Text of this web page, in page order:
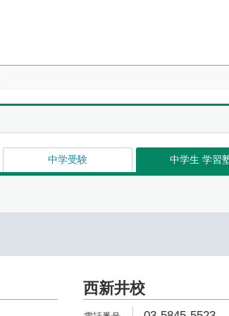
中学受験 中学生 学習
西新井校